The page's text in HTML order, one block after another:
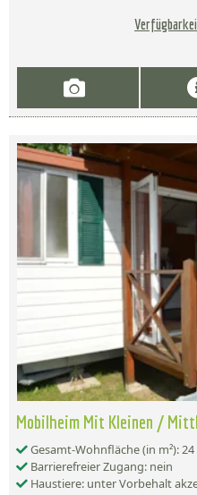
Mobilheim Mit Kleinen /
Gesamt-Wohnfläche (in m²): 24
Barrierefreier Zugang: nein
Haustiere: unter Vorbehalt